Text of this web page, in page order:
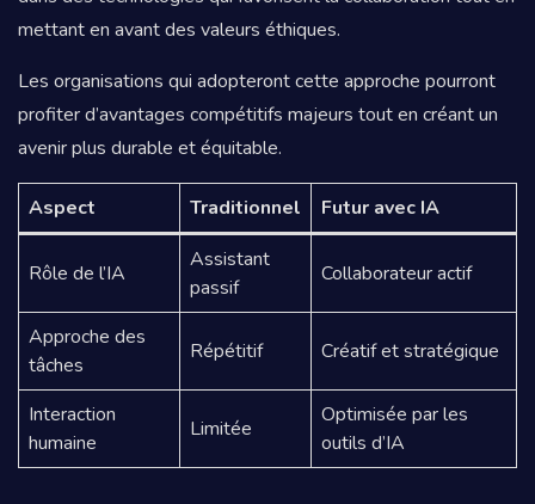
mettant en avant des valeurs éthiques.
Les organisations qui adopteront cette approche pourront
profiter d’avantages compétitifs majeurs tout en créant un
avenir plus durable et équitable.
Aspect Traditionnel Futur avec IA
Rôle de l’IA
Assistant
passif
Collaborateur actif
Approche des
tâches
Répétitif Créatif et stratégique
Interaction
humaine
Limitée
Optimisée par les
outils d’IA